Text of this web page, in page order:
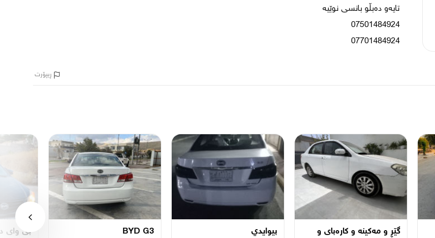
تایەو دەبڵو بانسی نوێیە
ڕیپۆرت
گێڕ و مەکینە و کارەبای و
بيوايدي
BYD G3